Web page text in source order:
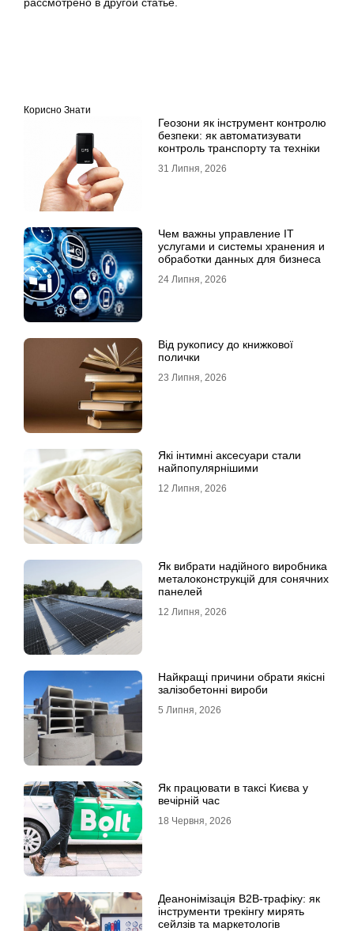
Корисно Знати
Геозони як інструмент контролю
безпеки: як автоматизувати
контроль транспорту та техніки
31 Липня, 2026
Чем важны управление IT
услугами и системы хранения и
обработки данных для бизнеса
24 Липня, 2026
Від рукопису до книжкової
полички
23 Липня, 2026
Які інтимні аксесуари стали
найпопулярнішими
12 Липня, 2026
Як вибрати надійного виробника
металоконструкцій для сонячних
панелей
12 Липня, 2026
Найкращі причини обрати якісні
залізобетонні вироби
5 Липня, 2026
Як працювати в таксі Києва у
вечірній час
18 Червня, 2026
Деанонімізація B2B-трафіку: як
інструменти трекінгу мирять
сейлзів та маркетологів